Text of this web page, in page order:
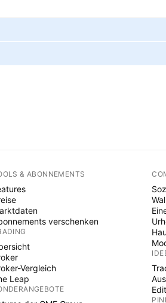
& ABONNEMENTS
verschenken
Vergleich
Leap